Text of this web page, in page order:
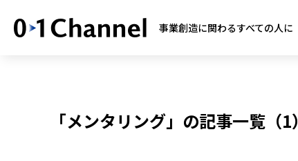
事業創造に関わるすべての人に
「メンタリング」の記事一覧（1）